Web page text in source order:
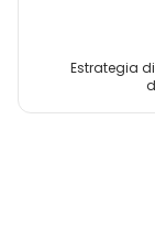
Estrategia